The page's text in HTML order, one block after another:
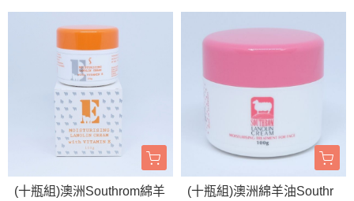
(十瓶組)澳洲Southrom綿羊
(十瓶組)澳洲綿羊油Southr